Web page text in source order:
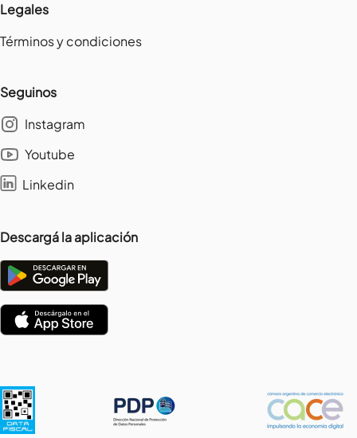
Legales
Términos y condiciones
Seguinos
Instagram
Youtube
Linkedin
Descargá la aplicación